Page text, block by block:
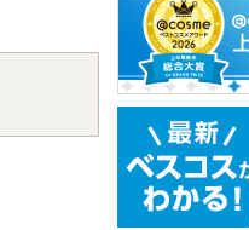
ショッピン
グサイトへ